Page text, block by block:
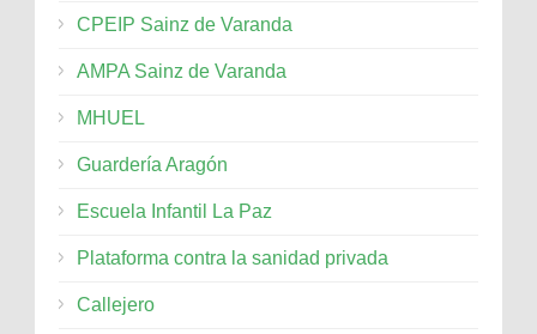
CPEIP Sainz de Varanda
AMPA Sainz de Varanda
MHUEL
Guardería Aragón
Escuela Infantil La Paz
Plataforma contra la sanidad privada
Callejero